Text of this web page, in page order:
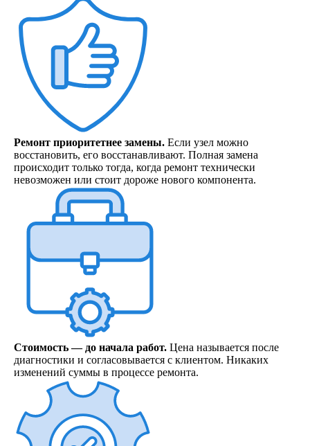
Ремонт приоритетнее замены. Если узел можно
восстановить, его восстанавливают. Полная замена
происходит только тогда, когда ремонт технически
невозможен или стоит дороже нового компонента.
Стоимость — до начала работ. Цена называется после
диагностики и согласовывается с клиентом. Никаких
изменений суммы в процессе ремонта.